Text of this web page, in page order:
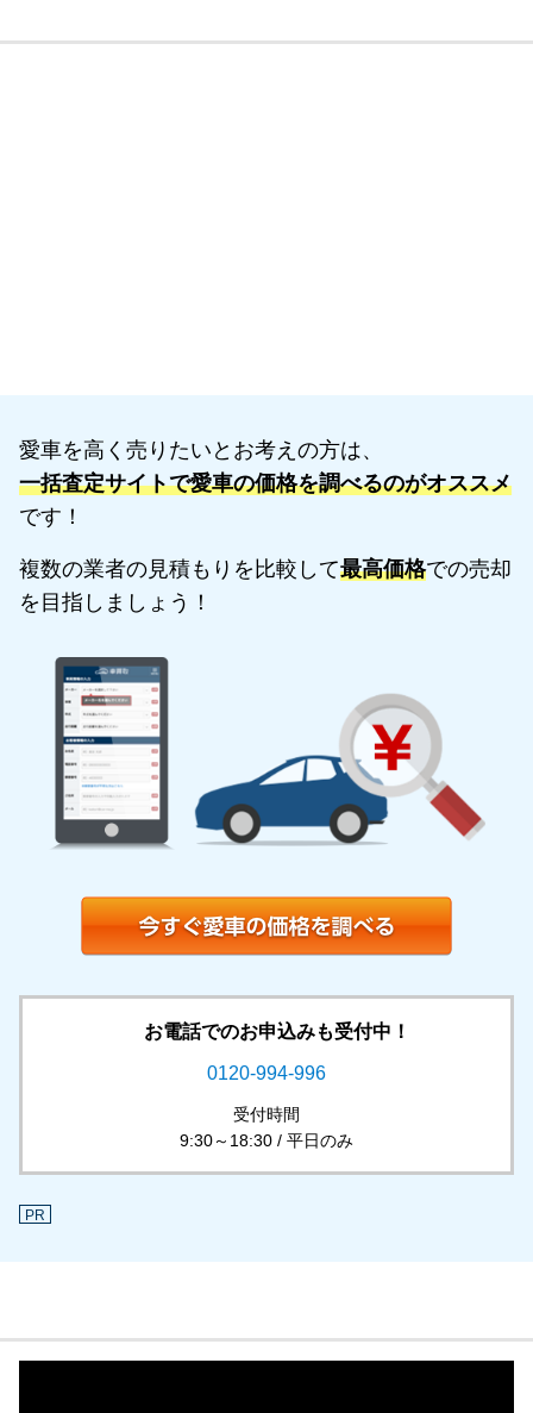
愛車を高く売りたいとお考えの方は、
一括査定サイトで愛車の価格を調べるのがオススメ
です！
複数の業者の見積もりを比較して最高価格での売却
を目指しましょう！
お電話でのお申込みも受付中！
0120-994-996
受付時間
9:30～18:30 / 平日のみ
PR